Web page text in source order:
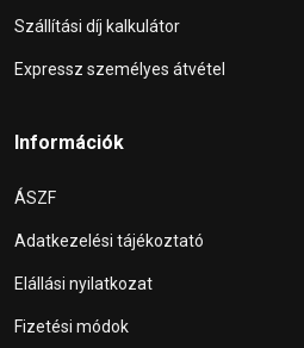
Szállítási díj kalkulátor
Expressz személyes átvétel
Információk
ÁSZF
Adatkezelési tájékoztató
Elállási nyilatkozat
Fizetési módok